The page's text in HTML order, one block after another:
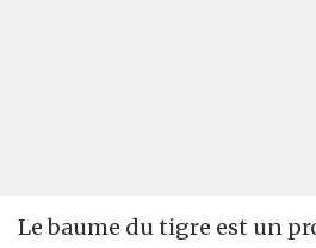
Le baume du tigre est un